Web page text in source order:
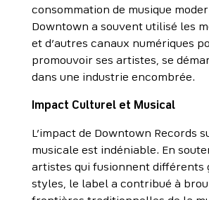
consommation de musique
Downtown a souvent utilisé les
et d’autres canaux numériques
promouvoir ses artistes, se
dans une industrie encombrée.
Impact Culturel et Musical
L’impact de Downtown Records
musicale est indéniable. En
artistes qui fusionnent différents
styles, le label a contribué à